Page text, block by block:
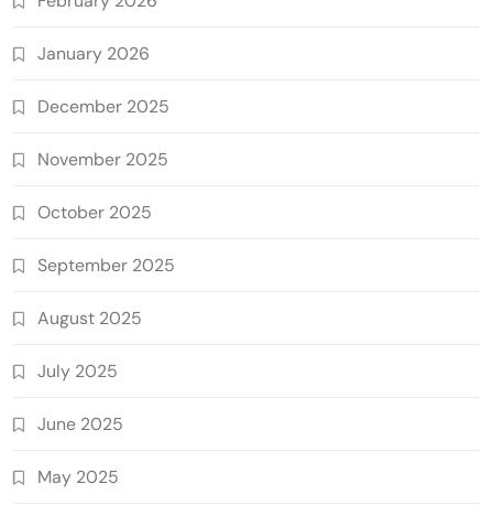
January 2026
December 2025
November 2025
October 2025
September 2025
August 2025
July 2025
June 2025
May 2025